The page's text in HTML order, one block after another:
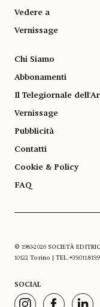
Vedere a
Vernissage
Chi Siamo
Abbonamenti
Il Telegiornale
Vernissage
Pubblicità
Contatti
Cookie & Policy
FAQ
© 1983-2026 SOCIETÀ
10122 Torino | TEL.
SOCIAL